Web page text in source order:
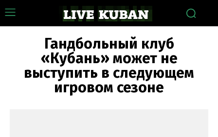
Гандбольный клуб
«Кубань» может не
выступить в следующем
игровом сезоне